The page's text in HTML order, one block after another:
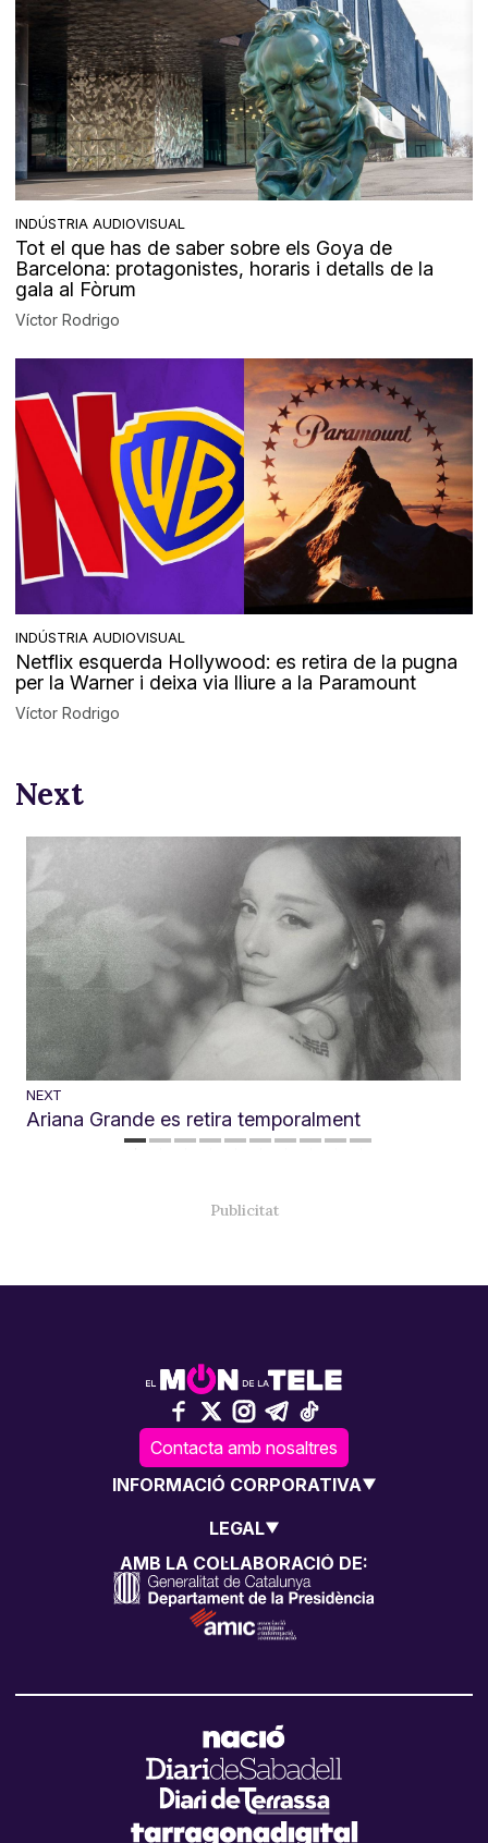
INDÚSTRIA AUDIOVISUAL
Tot el que has de saber sobre els Goya de
Barcelona: protagonistes, horaris i detalls de la
gala al Fòrum
Víctor Rodrigo
INDÚSTRIA AUDIOVISUAL
Netflix esquerda Hollywood: es retira de la pugna
per la Warner i deixa via lliure a la Paramount
Víctor Rodrigo
Next
NEXT
Ariana Grande es retira temporalment
Contacta amb nosaltres
INFORMACIÓ CORPORATIVA
LEGAL
AMB LA COL·LABORACIÓ DE: